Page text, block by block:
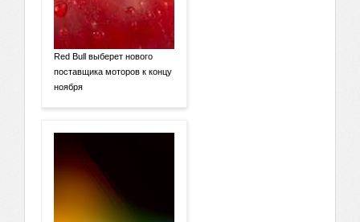
Red Bull выберет нового
поставщика моторов к концу
ноября